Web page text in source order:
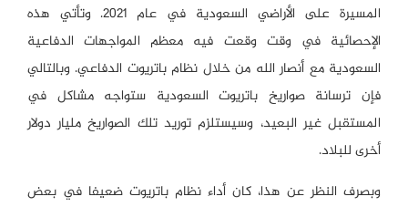
المسيرة على الأراضي السعودية في عام 2021. وتأتي هذه
الإحصائية في وقت وقعت فيه معظم المواجهات الدفاعية
السعودية مع أنصار الله من خلال نظام باتريوت الدفاعي. وبالتالي
فإن ترسانة صواريخ باتريوت السعودية ستواجه مشاكل في
المستقبل غير البعيد، وسيستلزم توريد تلك الصواريخ مليار دولار
أخرى للبلاد.
وبصرف النظر عن هذا، كان أداء نظام باتريوت ضعيفا في بعض